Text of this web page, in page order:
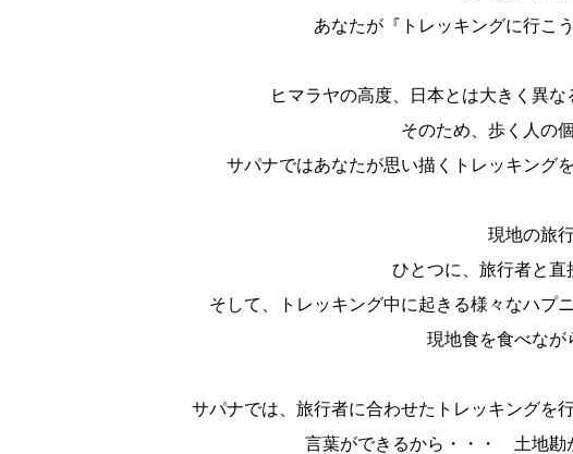
あなたが『トレッキングに行こ
ヒマラヤの高度、日本とは大きく異
そのため、歩く人の
サパナではあなたが思い描くトレッキング
現地の旅
ひとつに、旅行者と直
そして、トレッキング中に起きる様々なハプ
現地食を食べなが
サパナでは、旅行者に合わせたトレッキングを
言葉ができるから・・・ 土地勘